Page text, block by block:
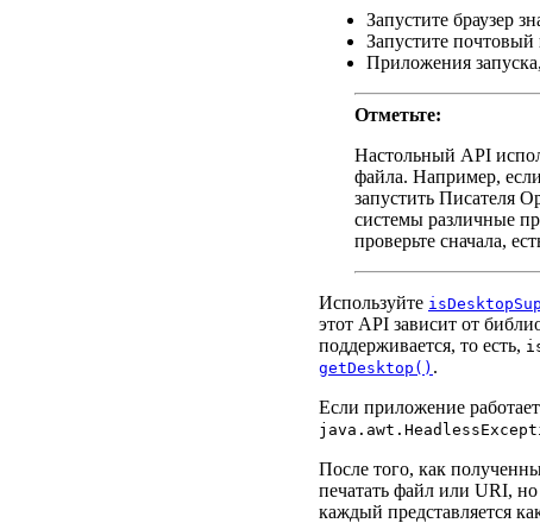
Запустите браузер
Запустите
Приложения
Отметьте:
Настольный API
файла. Например,
запустить Писателя
системы различные
проверьте сначала,
Используйте
этот API зависит от
поддерживается, то есть,
getDesktop() .
Если приложение
После того, как
печатать файл или URI,
каждый представляется